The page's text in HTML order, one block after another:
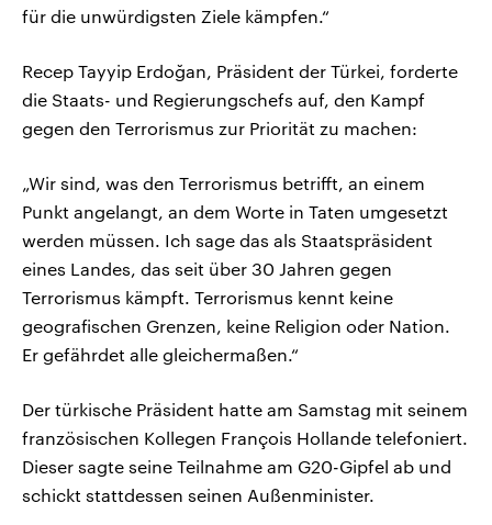
für die unwürdigsten Ziele kämpfen.“
Recep Tayyip Erdoğan, Präsident der Türkei, forderte
die Staats- und Regierungschefs auf, den Kampf
gegen den Terrorismus zur Priorität zu machen:
„Wir sind, was den Terrorismus betrifft, an einem
Punkt angelangt, an dem Worte in Taten umgesetzt
werden müssen. Ich sage das als Staatspräsident
eines Landes, das seit über 30 Jahren gegen
Terrorismus kämpft. Terrorismus kennt keine
geografischen Grenzen, keine Religion oder Nation.
Er gefährdet alle gleichermaßen.“
Der türkische Präsident hatte am Samstag mit seinem
französischen Kollegen François Hollande telefoniert.
Dieser sagte seine Teilnahme am G20-Gipfel ab und
schickt stattdessen seinen Außenminister.